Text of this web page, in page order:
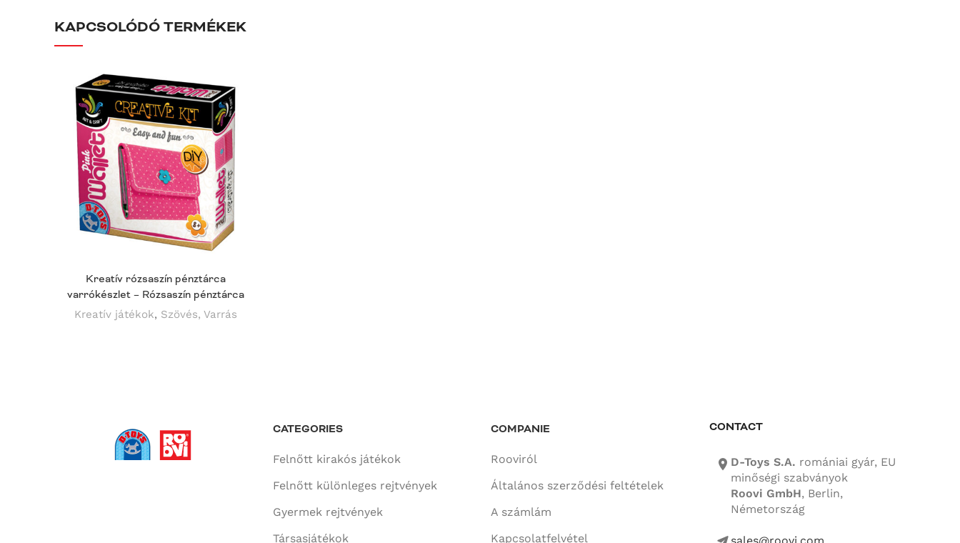
KAPCSOLÓDÓ TERMÉKEK
Kreatív rózsaszín pénztárca
varrókészlet – Rózsaszín pénztárca
Kreatív játékok, Szövés, Varrás
CATEGORIES
Felnőtt kirakós játékok
Felnőtt különleges rejtvények
Gyermek rejtvények
Társasjátékok
COMPANIE
Rooviról
Általános szerződési feltételek
A számlám
Kapcsolatfelvétel
CONTACT
location-icon D-Toys S.A. romániai gyár, EU
minőségi szabványok
Roovi GmbH, Berlin,
Németország